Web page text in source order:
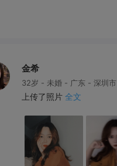
金希
32岁 - 未婚 - 广东 - 深圳市
上传了照片 全文